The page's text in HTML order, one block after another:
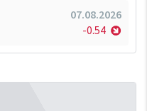
07.08.2026
-0.54